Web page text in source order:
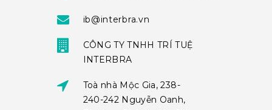
ib@interbra.vn
CÔNG TY TNHH TRÍ TUỆ
INTERBRA
Toà nhà Mộc Gia, 238-
240-242 Nguyễn Oanh,